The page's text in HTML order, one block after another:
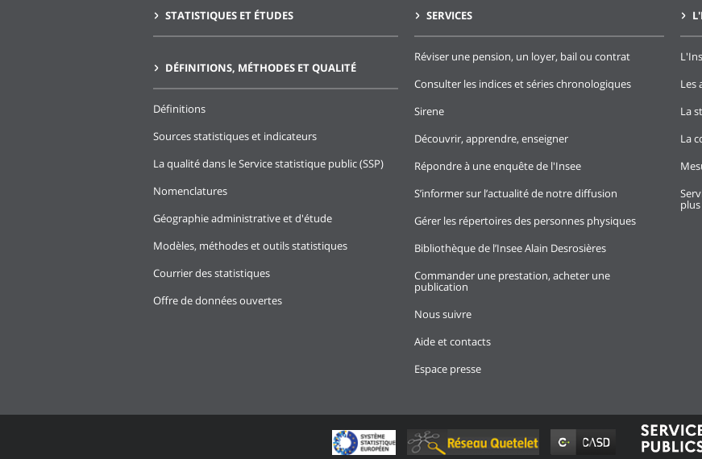
STATISTIQUES ET ÉTUDES
DÉFINITIONS, MÉTHODES ET QUALITÉ
Définitions
Sources statistiques et indicateurs
La qualité dans le Service statistique public (SSP)
Nomenclatures
Géographie administrative et d'étude
Modèles, méthodes et outils statistiques
Courrier des statistiques
Offre de données ouvertes
SERVICES
Réviser une pension, un loyer, bail ou contrat
Consulter les indices et séries chronologiques
Sirene
Découvrir, apprendre, enseigner
Répondre à une enquête de l'Insee
S’informer sur l’actualité de notre diffusion
Gérer les répertoires des personnes physiques
Bibliothèque de l’Insee Alain Desrosières
Commander une prestation, acheter une
publication
Nous suivre
Aide et contacts
Espace presse
Les
La
La